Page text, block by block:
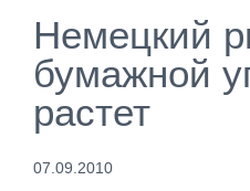
Немецкий
бумажной
растет
07.09.2010